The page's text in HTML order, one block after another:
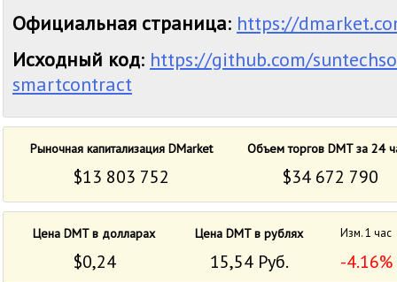
Официальная страница: https://
Исходный код: https://github.com/
smartcontract
Рыночная капитализация DMarket Объем торгов DMT за 24
$13 803 752 $34 672 790
Цена DMT в долларах Цена DMT в рублях Изм. 1 час
$0,24 15,54 Руб. -4.16%